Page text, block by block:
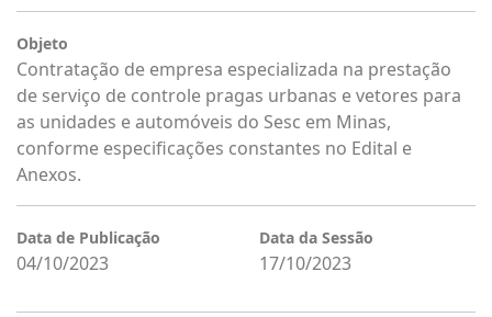
Objeto
Contratação de empresa especializada na prestação
de serviço de controle pragas urbanas e vetores para
as unidades e automóveis do Sesc em Minas,
conforme especificações constantes no Edital e
Anexos.
Data de Publicação
04/10/2023
Data da Sessão
17/10/2023